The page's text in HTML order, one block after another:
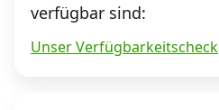
verfügbar sind:
Unser Verfügbarkeitscheck